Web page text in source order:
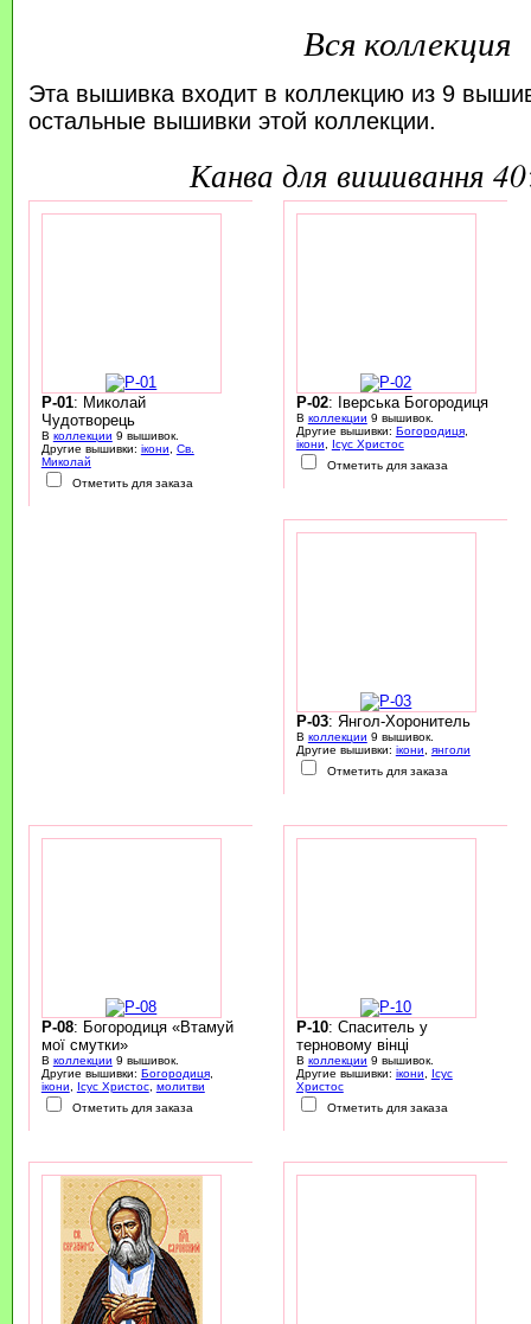
Вся коллекция
Эта вышивка входит в коллекцию из 9
остальные вышивки этой коллекции.
канва для вишивання
P-01: Миколай
Чудотворець
В коллекции 9 вышивок.
Другие вышивки: ікони, Св.
Миколай
Отметить для заказа
P-02: Іверська Богородиця
В коллекции 9 вышивок.
Другие вышивки: Богородиця,
ікони, Ісус Христос
Отметить для заказа
P-03: Янгол-Хоронитель
В коллекции 9 вышивок.
Другие вышивки: ікони, янголи
Отметить для заказа
P-08: Богородиця «Втамуй
мої смутки»
В коллекции 9 вышивок.
Другие вышивки: Богородиця,
ікони, Ісус Христос, молитви
Отметить для заказа
P-10: Спаситель у
терновому вінці
В коллекции 9 вышивок.
Другие вышивки: ікони, Ісус
Христос
Отметить для заказа